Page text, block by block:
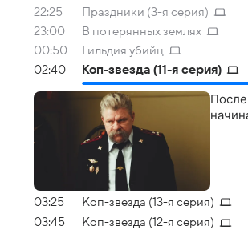
22:25
Праздники (3-я серия)
23:00
В потерянных землях
00:50
Гильдия убийц
02:40
Коп-звезда (11-я серия)
03:25
Коп-звезда (13-я серия)
03:45
Коп-звезда (12-я серия)